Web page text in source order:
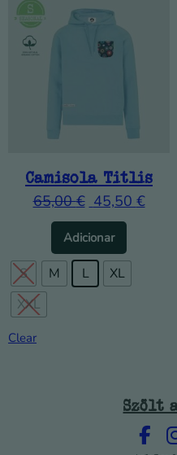
Camisola Titlis
65,00€ 45,50 €
Adicionar This
S M L
XL
XXL
Clear
Szölt